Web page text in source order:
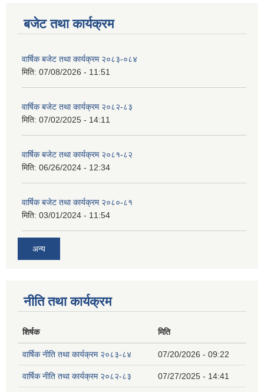
बजेट तथा कार्यक्रम
वार्षिक बजेट तथा कार्यक्रम २०८३-०८४
मिति: 07/08/2026 - 11:51
वार्षिक बजेट तथा कार्यक्रम २०८२-८३
मिति: 07/02/2025 - 14:11
वार्षिक बजेट तथा कार्यक्रम २०८१-८२
मिति: 06/26/2024 - 12:34
वार्षिक बजेट तथा कार्यक्रम २०८०-८१
मिति: 03/01/2024 - 11:54
अन्य
नीति तथा कार्यक्रम
शिर्षक मिति
वार्षिक नीति तथा कार्यक्रम २०८३-८४ 07/20/2026 - 09:22
वार्षिक नीति तथा कार्यक्रम २०८२-८३ 07/27/2025 - 14:41